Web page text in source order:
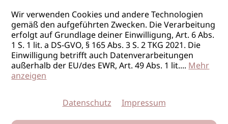
Wir verwenden Cookies und andere Technologien
gemäß den aufgeführten Zwecken. Die Verarbeitung
erfolgt auf Grundlage deiner Einwilligung, Art. 6 Abs.
1 S. 1 lit. a DS-GVO, § 165 Abs. 3 S. 2 TKG 2021. Die
Einwilligung betrifft auch Datenverarbeitungen
außerhalb der EU/des EWR, Art. 49 Abs. 1 lit....Mehr
anzeigen
Datenschutz Impressum